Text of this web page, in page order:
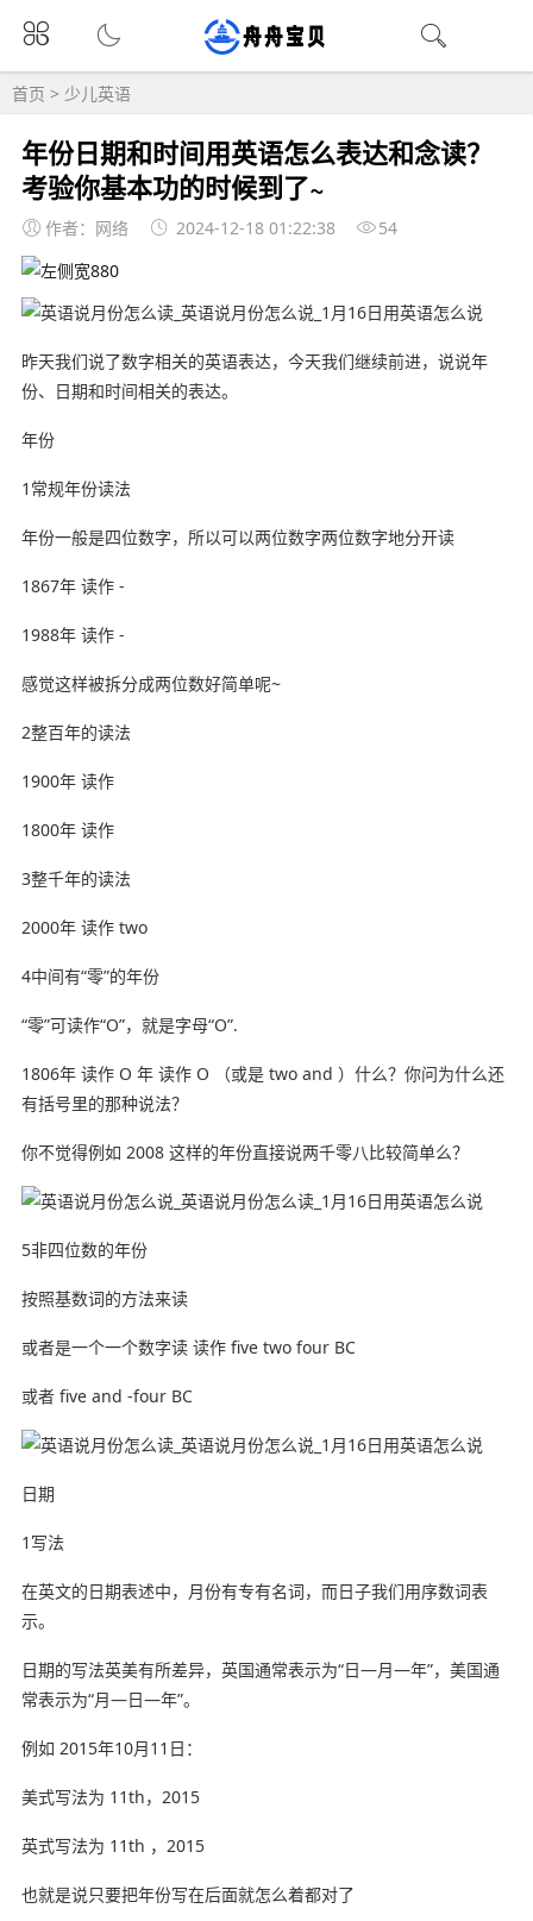
首页 > 少儿英语
年份日期和时间用英语怎么表达和念读？
考验你基本功的时候到了~
作者：网络 2024-12-18 01:22:38 54
昨天我们说了数字相关的英语表达，今天我们继续前进，说说年
份、日期和时间相关的表达。
年份
1常规年份读法
年份一般是四位数字，所以可以两位数字两位数字地分开读
1867年 读作 -
1988年 读作 -
感觉这样被拆分成两位数好简单呢~
2整百年的读法
1900年 读作
1800年 读作
3整千年的读法
2000年 读作 two
4中间有“零”的年份
“零”可读作“O”，就是字母“O”.
1806年 读作 O 年 读作 O （或是 two and ）什么？你问为什么还
有括号里的那种说法？
你不觉得例如 2008 这样的年份直接说两千零八比较简单么？
5非四位数的年份
按照基数词的方法来读
或者是一个一个数字读 读作 five two four BC
或者 five and -four BC
日期
1写法
在英文的日期表述中，月份有专有名词，而日子我们用序数词表
示。
日期的写法英美有所差异，英国通常表示为“日—月—年”，美国通
常表示为“月—日—年”。
例如 2015年10月11日：
美式写法为 11th，2015
英式写法为 11th ，2015
也就是说只要把年份写在后面就怎么着都对了